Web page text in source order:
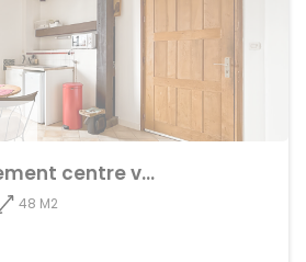
Achat Appartement centre ville
48 M2